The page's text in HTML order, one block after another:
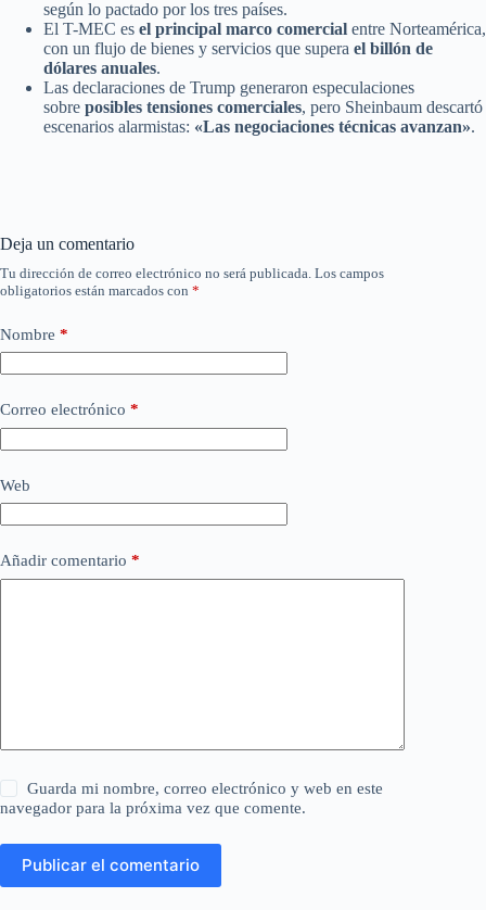
según lo pactado por los tres países.
El T-MEC es el principal marco comercial entre Norteamérica,
con un flujo de bienes y servicios que supera el billón de
dólares anuales.
Las declaraciones de Trump generaron especulaciones
sobre posibles tensiones comerciales, pero Sheinbaum descartó
escenarios alarmistas: «Las negociaciones técnicas avanzan».
Deja un comentario
Tu dirección de correo electrónico no será publicada. Los campos
obligatorios están marcados con *
Nombre *
Correo electrónico *
Web
Añadir comentario *
Guarda mi nombre, correo electrónico y web en este
navegador para la próxima vez que comente.
Publicar el comentario